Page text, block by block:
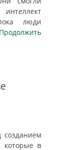
люди
созданием
которые в